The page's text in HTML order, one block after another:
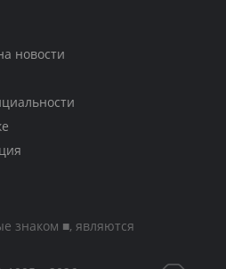
новости
знаком ■, являются